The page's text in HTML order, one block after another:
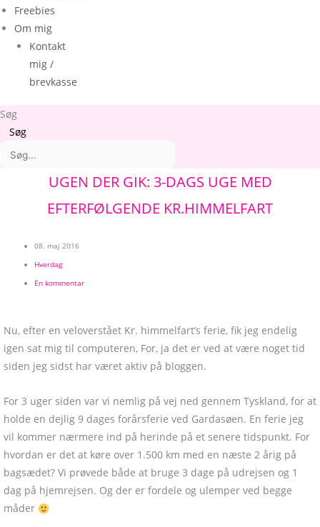
Freebies
Om mig
Kontakt
mig /
brevkasse
Søg
Søg
UGEN DER GIK: 3-DAGS UGE MED
EFTERFØLGENDE KR.HIMMELFART
08. maj 2016
Hverdag
En kommentar
Nu, efter en veloverstået Kr. himmelfart’s ferie, fik jeg endelig
igen sat mig til computeren, For, ja det er ved at være noget tid
siden jeg sidst har været aktiv på bloggen.
For 3 uger siden var vi nemlig på vej ned gennem Tyskland, for at
holde en dejlig 9 dages forårsferie ved Gardasøen. En ferie jeg
vil kommer nærmere ind på herinde på et senere tidspunkt. For
hvordan er det at køre over 1.500 km med en næste 2 årig på
bagsædet? Vi prøvede både at bruge 3 dage på udrejsen og 1
dag på hjemrejsen. Og der er fordele og ulemper ved begge
måder